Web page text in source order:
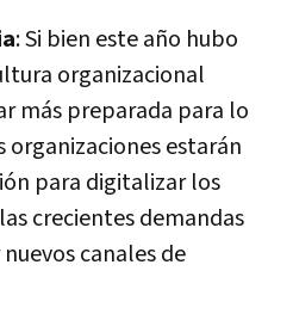
: Si bien este año hubo
organizacional
más preparada para lo
estarán
para digitalizar los
crecientes demandas
canales de